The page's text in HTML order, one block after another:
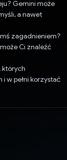
Gemini może
a nawet
zagadnieniem?
Ci znaleźć
których
w pełni korzystać